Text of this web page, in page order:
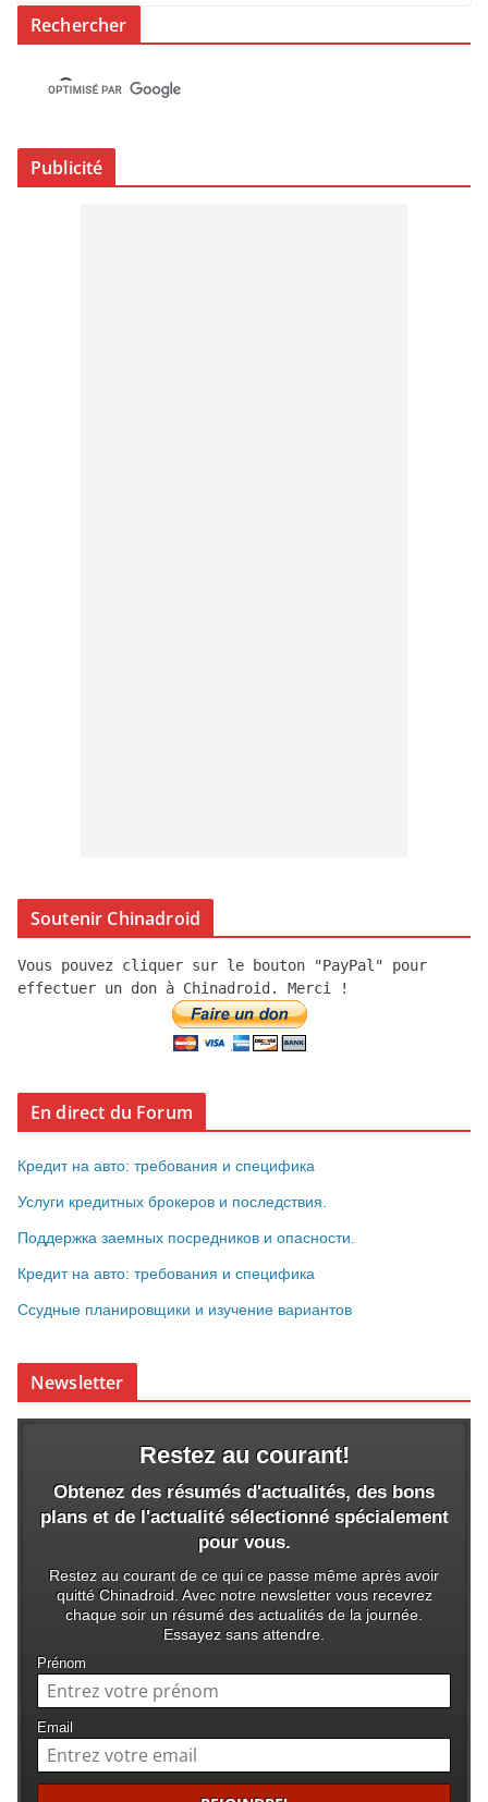
Rechercher
Publicité
Soutenir Chinadroid
Vous pouvez cliquer sur le bouton "PayPal" pour
effectuer un don à Chinadroid. Merci !
En direct du Forum
Кредит на авто: требования и специфика
Услуги кредитных брокеров и последствия.
Поддержка заемных посредников и опасности.
Кредит на авто: требования и специфика
Ссудные планировщики и изучение вариантов
Newsletter
Restez au courant!
Obtenez des résumés d'actualités, des bons
plans et de l'actualité sélectionné spécialement
pour vous.
Restez au courant de ce qui ce passe même après avoir
quitté Chinadroid. Avec notre newsletter vous recevrez
chaque soir un résumé des actualités de la journée.
Essayez sans attendre.
Prénom
Email